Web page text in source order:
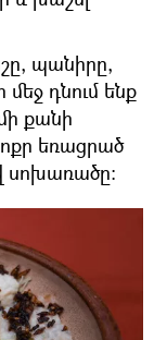
պանիրը,
դնում ենք
քանի
եռացրած
սոխառածը։